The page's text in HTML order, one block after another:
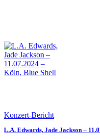
Konzert-Bericht
L.A. Edwards, Jade Jackson –